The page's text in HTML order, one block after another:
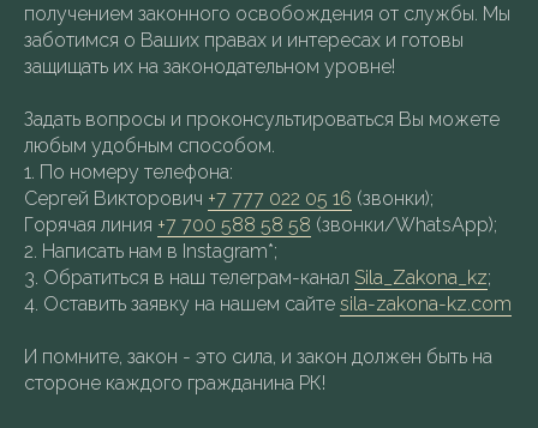
получением законного освобождения от службы. Мы
заботимся о Ваших правах и интересах и готовы
защищать их на законодательном уровне!
Задать вопросы и проконсультироваться Вы можете
любым удобным способом.
1.⁠ ⁠По номеру телефона:
Сергей Викторович +7 777 022 05 16 (звонки);
Горячая линия +7 700 588 58 58 (звонки/WhatsApp);
2.⁠ ⁠Написать нам в Instagram*;
3.⁠ ⁠Обратиться в наш телеграм-канал Sila_Zakona_kz;
4.⁠ ⁠Оставить заявку на нашем сайте sila-zakona-kz.com
И помните, закон - это сила, и закон должен быть на
стороне каждого гражданина РК!